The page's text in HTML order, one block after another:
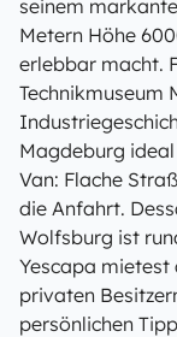
seinem
Metern Höhe
erlebbar macht.
Technikmuseum
Magdeburg
Van: Flache
die Anfahrt.
Wolfsburg ist
Yescapa mietest
privaten
persönlichen